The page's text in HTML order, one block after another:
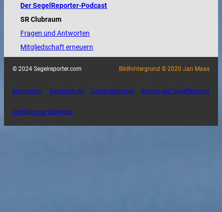
Der SegelReporter-Podcast
SR Clubraum
Fragen und Antworten
Mitgliedschaft erneuern
© 2024 Segelreporter.com Bildhintergrund © 2020 Jan Maas
Impressum Datenschutz Cookie-Manager Werben auf SegelReporter
Verträge hier kündigen